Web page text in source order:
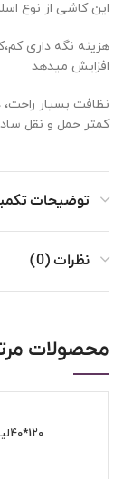
این کاشی از نوع
هزینه نگه داری
افزایش میدهد
نظافت بسیار
کمتر حمل و نقل
توضیحات
نظرات (0)
محصولات
120*40لیونل